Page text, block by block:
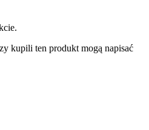
kupili ten produkt mogą napisać